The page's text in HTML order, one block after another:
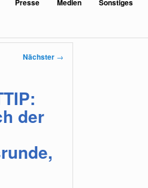
Presse Medien Sonstiges
Nächster →
der